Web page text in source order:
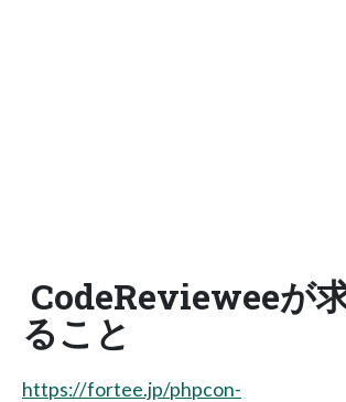
CodeRevieweeが
ること
https://fortee.jp/phpcon-